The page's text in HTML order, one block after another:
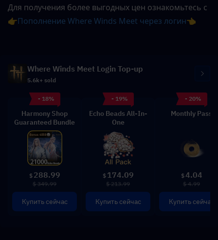
👉Пополнение Where Winds Meet через логин👈
Where Winds Meet Login Top-up
5.6k+ sold
- 18%
Harmony Shop
Guaranteed Bundle
$ 288.99
$ 349.99
Купить сейчас
- 19%
Echo Beads All-In-
One
$ 174.09
$ 213.99
Купить сейчас
- 20%
Monthly Pass
$4.04
$ 4.99
Купить сейчас